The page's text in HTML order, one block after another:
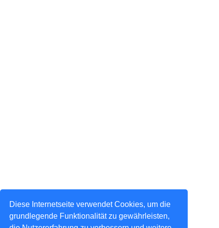
Diese Internetseite verwendet Cookies, um die
grundlegende Funktionalität zu gewährleisten,